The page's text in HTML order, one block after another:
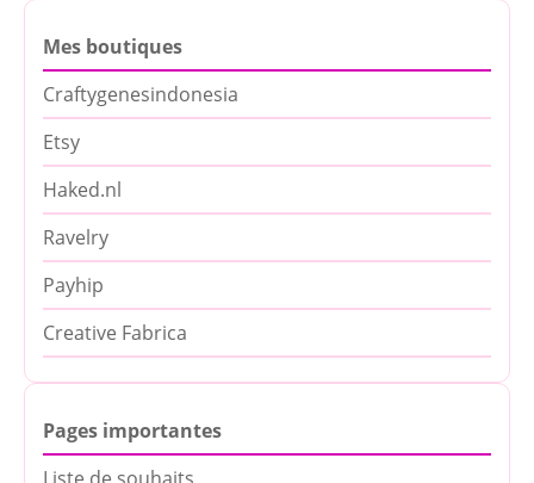
Mes boutiques
Craftygenesindonesia
Etsy
Haked.nl
Ravelry
Payhip
Creative Fabrica
Pages importantes